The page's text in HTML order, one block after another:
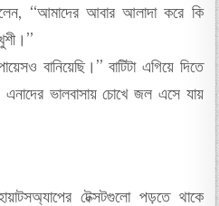
“আমাদের আবার আলাদা করে কি
বানিয়েছি।” বাটিটা এগিয়ে দিতে
এনাদের ভালবাসায় চোখে জল এসে যায়
টেক্সটগুলো পড়তে থাকে